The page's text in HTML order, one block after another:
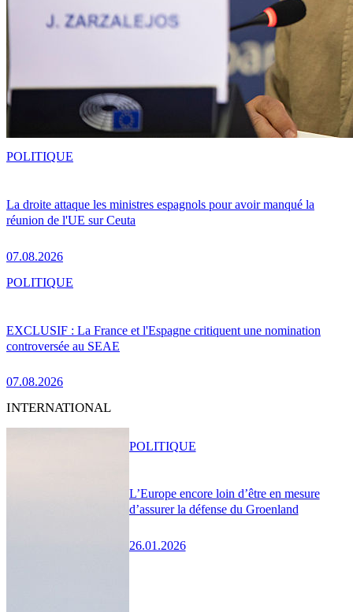
La droite attaque les ministres espagnols pour avoir manqué la
réunion de l'UE sur Ceuta
07.08.2026
POLITIQUE
EXCLUSIF : La France et l'Espagne critiquent une nomination
controversée au SEAE
07.08.2026
POLITIQUE
INTERNATIONAL
L’Europe encore loin d’être en mesure
d’assurer la défense du Groenland
26.01.2026
POLITIQUE